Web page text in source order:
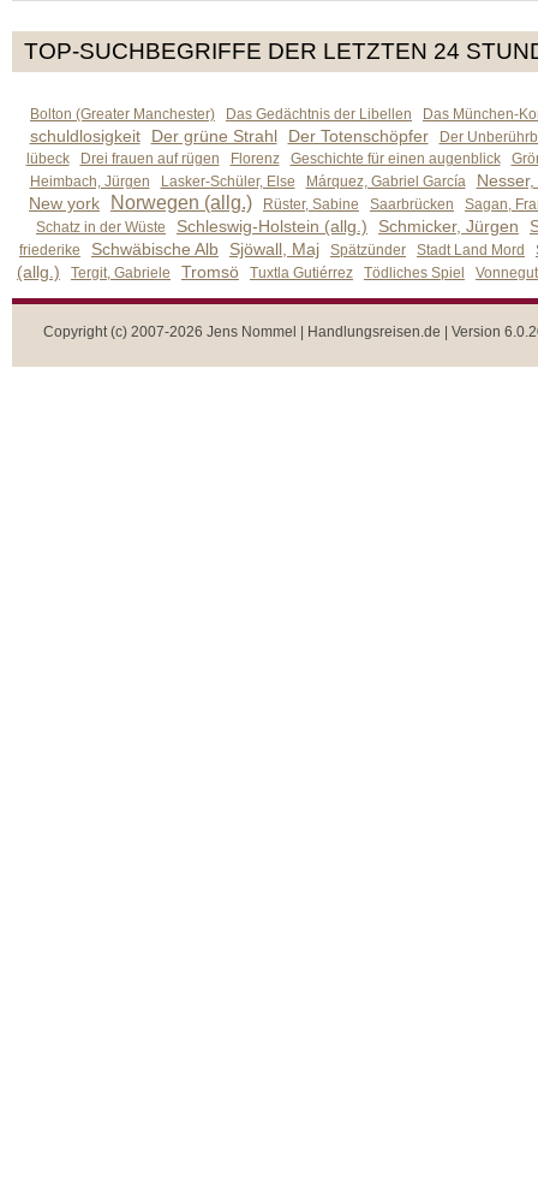
TOP-SUCHBEGRIFFE DER LETZTEN 24
Bolton (Greater Manchester) Das Gedächtnis der Libellen Das München-
schuldlosigkeit Der grüne Strahl Der Totenschöpfer
Der
lübeck
Drei frauen auf rügen Florenz Geschichte für einen augenblick
Heimbach, Jürgen
Lasker-Schüler, Else Márquez, Gabriel García
New york
Norwegen (allg.) Rüster, Sabine Saarbrücken
Sagan,
Schatz in der Wüste
Schleswig-Holstein (allg.) Schmicker, Jürgen
friederike Schwäbische Alb Sjöwall, Maj Spätzünder Stadt Land Mord
(allg.) Tergit, Gabriele Tromsö Tuxtla Gutiérrez Tödliches Spiel
Copyright (c) 2007-2026 Jens Nommel | Handlungsreisen.de | Version